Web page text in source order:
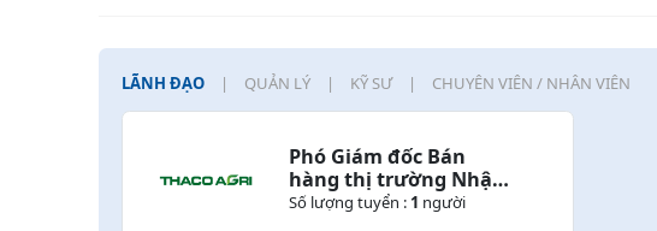
LÃNH ĐẠO QUẢN LÝ KỸ SƯ CHUYÊN VIÊN / NHÂN VIÊN
Phó Giám đốc Bán
hàng thị trường Nhật
Bản
Số lượng tuyển : 1 người